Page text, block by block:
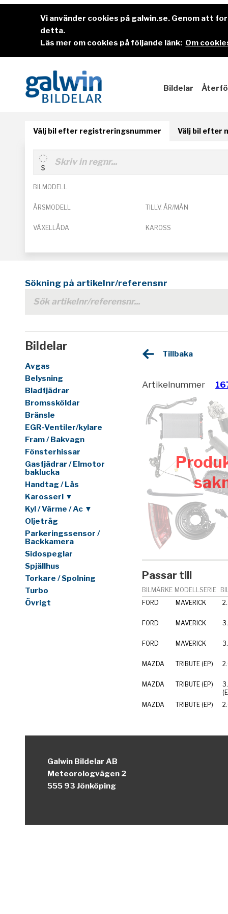
Vi använder cookies på galwin.se. Genom att
detta.
Läs mer om cookies på följande länk: Om
Bildelar
Välj bil efter registreringsnummer Välj bil efter
BILMODELL
ÅRSMODELL TILLV. ÅR/MÅN
VÄXELLÅDA KAROSS
Sökning på artikelnr/referensnr
Bildelar
Avgas
Belysning
Bladfjädrar
Bromssköldar
Bränsle
EGR-Ventiler/kylare
Fram / Bakvagn
Fönsterhissar
Gasfjädrar / Elmotor
baklucka
Handtag / Lås
Karosseri ▼
Kyl / Värme / Ac ▼
Oljetråg
Parkeringssensor /
Backkamera
Sidospeglar
Spjällhus
Torkare / Spolning
Turbo
Övrigt
Tillbaka
Artikelnummer
Passar till
BILMÄRKE MODELLSERIE
FORD
MAVERICK
FORD MAVERICK
FORD MAVERICK
MAZDA TRIBUTE (EP)
MAZDA TRIBUTE (EP)
MAZDA
TRIBUTE (EP)
Galwin Bildelar AB
Meteorologvägen 2
555 93 Jönköping